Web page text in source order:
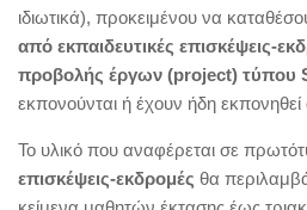
ιδιωτικά), προκειμένου να
από εκπαιδευτικές επισκέψεις-
προβολής έργων (project) τύπου
εκπονούνται ή έχουν ήδη
Το υλικό που αναφέρεται σε
επισκέψεις-εκδρομές θα